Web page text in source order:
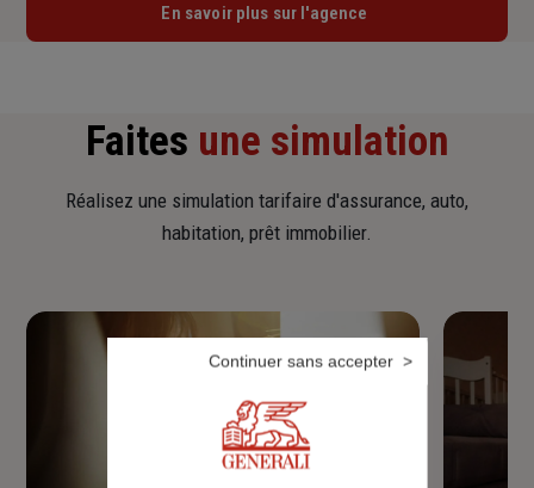
En savoir plus sur l'agence
Faites une simulation
Réalisez une simulation tarifaire d'assurance, auto,
habitation, prêt immobilier.
Continuer sans accepter